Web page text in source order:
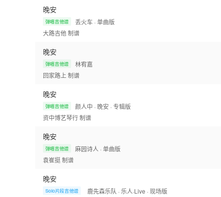
晚安
弹唱吉他谱 丢火车 · 单曲版
大路吉他制谱
晚安
弹唱吉他谱
林宥嘉
回家路上 制谱
晚安
弹唱吉他谱 颜人中 · 晚安 · 专辑版
资中博艺琴行制谱
晚安
弹唱吉他谱 麻园诗人 · 单曲版
袁崔挺制谱
晚安
Solo片段吉他谱 鹿先森乐队 · 乐人·Live · 现场版